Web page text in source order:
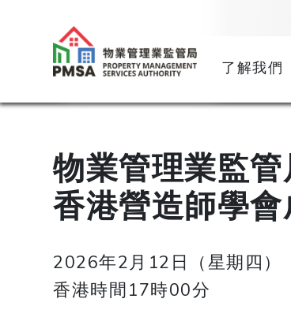
了解我們
物業管理業監管
香港營造師學
2026年2月12日（星期四）
香港時間17時00分